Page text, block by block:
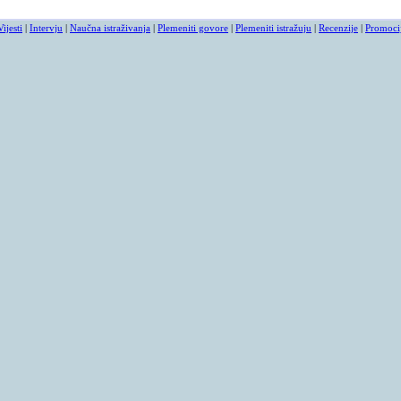
| Intervju | Naučna istraživanja | Plemeniti govore | Plemeniti istražuju | Recenzije |